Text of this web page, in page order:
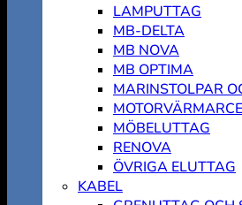
LAMPUTTAG
MB-DELTA
MB NOVA
MB OPTIMA
MARINSTOLPAR
MÖBELUTTAG
RENOVA
ÖVRIGA ELUTTAG
KABEL